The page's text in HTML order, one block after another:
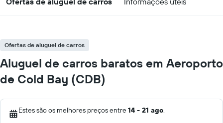
Ofertas de aluguel de carros
Aluguel de carros baratos em Aeroporto
de Cold Bay (CDB)
Estes são os melhores preços entre14 - 21 ago.